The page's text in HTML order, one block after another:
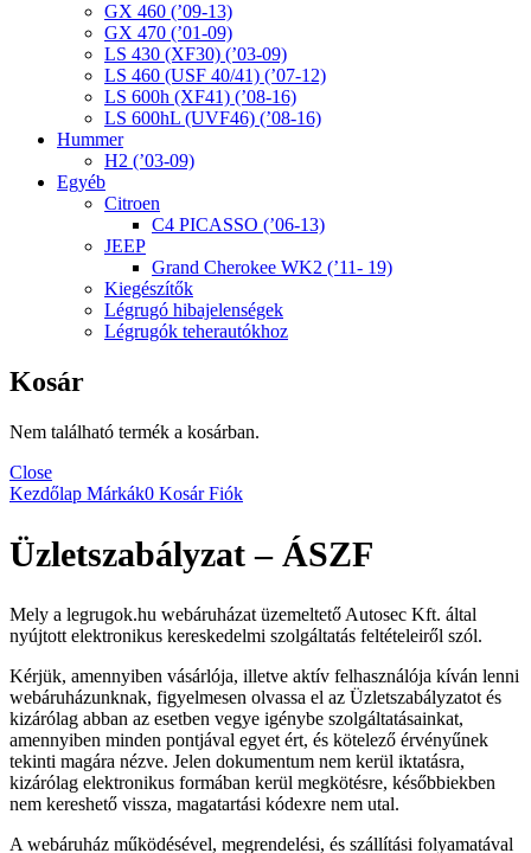
GX 460 (’09-13)
GX 470 (’01-09)
LS 430 (XF30) (’03-09)
LS 460 (USF 40/41) (’07-12)
LS 600h (XF41) (’08-16)
LS 600hL (UVF46) (’08-16)
Hummer
H2 (’03-09)
Egyéb
Citroen
C4 PICASSO (’06-13)
JEEP
Grand Cherokee WK2 (’11- 19)
Kiegészítők
Légrugó hibajelenségek
Légrugók teherautókhoz
Kosár
Nem található termék a kosárban.
Close
Kezdőlap Márkák0 KosárFiók
Üzletszabályzat – ÁSZF
Mely a legrugok.hu webáruházat üzemeltető Autosec Kft. által
nyújtott elektronikus kereskedelmi szolgáltatás feltételeiről szól.
Kérjük, amennyiben vásárlója, illetve aktív felhasználója kíván lenni
webáruházunknak, figyelmesen olvassa el az Üzletszabályzatot és
kizárólag abban az esetben vegye igénybe szolgáltatásainkat,
amennyiben minden pontjával egyet ért, és kötelező érvényűnek
tekinti magára nézve. Jelen dokumentum nem kerül iktatásra,
kizárólag elektronikus formában kerül megkötésre, későbbiekben
nem kereshető vissza, magatartási kódexre nem utal.
A webáruház működésével, megrendelési, és szállítási folyamatával